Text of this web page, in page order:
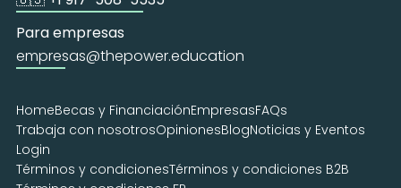
Para empresas
empresas@thepower.education
HomeBecas y FinanciaciónEmpresasFAQs
Trabaja con nosotrosOpinionesBlogNoticias y Eventos
Login
Términos y condicionesTérminos y condiciones B2B